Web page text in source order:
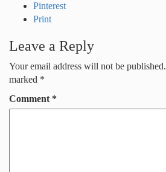
Pinterest
Print
Leave a Reply
Your email address will not be published.
marked *
Comment *